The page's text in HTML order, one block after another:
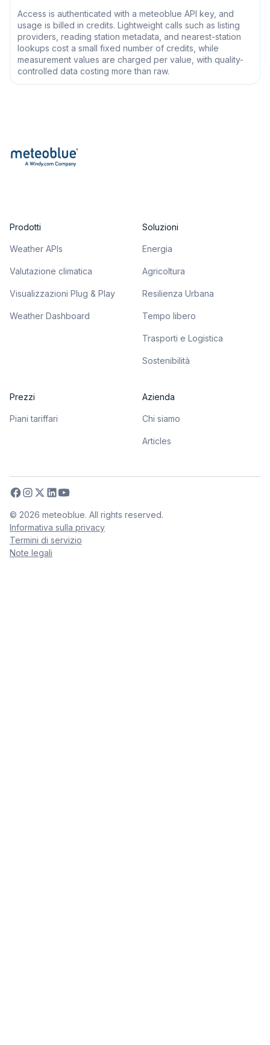
Access is authenticated with a meteoblue API key, and
usage is billed in credits. Lightweight calls such as listing
providers, reading station metadata, and nearest-station
lookups cost a small fixed number of credits, while
measurement values are charged per value, with quality-
controlled data costing more than raw.
Prodotti
Weather APIs
Valutazione climatica
Visualizzazioni Plug & Play
Weather Dashboard
Soluzioni
Energia
Agricoltura
Resilienza Urbana
Tempo libero
Trasporti e Logistica
Sostenibilità
Prezzi
Piani tariffari
Azienda
Chi siamo
Articles
© 2026 meteoblue. All rights reserved.
Informativa sulla privacy
Termini di servizio
Note legali